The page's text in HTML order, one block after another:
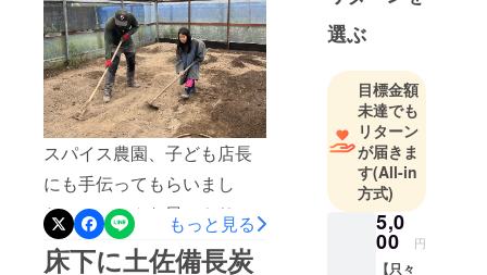
ご家族の都合でアメリカに
帰ることが決まり、急遽お
宿を閉めることになったと
のこと聞き、まさか！！！
と、ショック受けつつ
も、、、色々な品を譲り受
けてくれる人が居なくて、3
日後には引っ越すという超
タイトな条件を踏まえて、
スパイス農園、子ども店長
にも手伝ってもらいまし
た！！！こんな風にやりた
いな、あんな風にしたい
もっと見る
床下に土佐備長炭
今年で10
年、地域の
ていただき
ながら、地
元高知の太
陽の恵み
いっぱいの
食材を活か
した料理を
提供し続け
選ぶ
目標金額
未達でも
リターン
が届きま
す(All-in
方式)
5,0
00 円
【只々